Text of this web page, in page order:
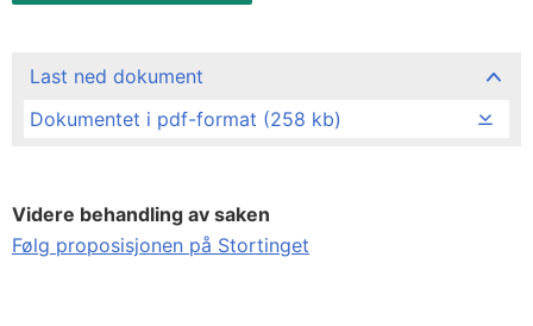
Last ned dokument
Dokumentet i pdf-format (258 kb)
Videre behandling av saken
Følg proposisjonen på Stortinget